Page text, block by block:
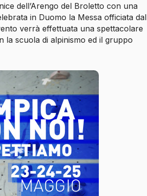
dell’Arengo del Broletto con una
in Duomo la Messa officiata dal
verrà effettuata una spettacolare
la scuola di alpinismo ed il gruppo